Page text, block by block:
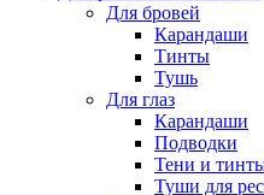
Для бровей
Карандаши
Тинты
Тушь
Для глаз
Карандаши
Подводки
Тени и
Туши для